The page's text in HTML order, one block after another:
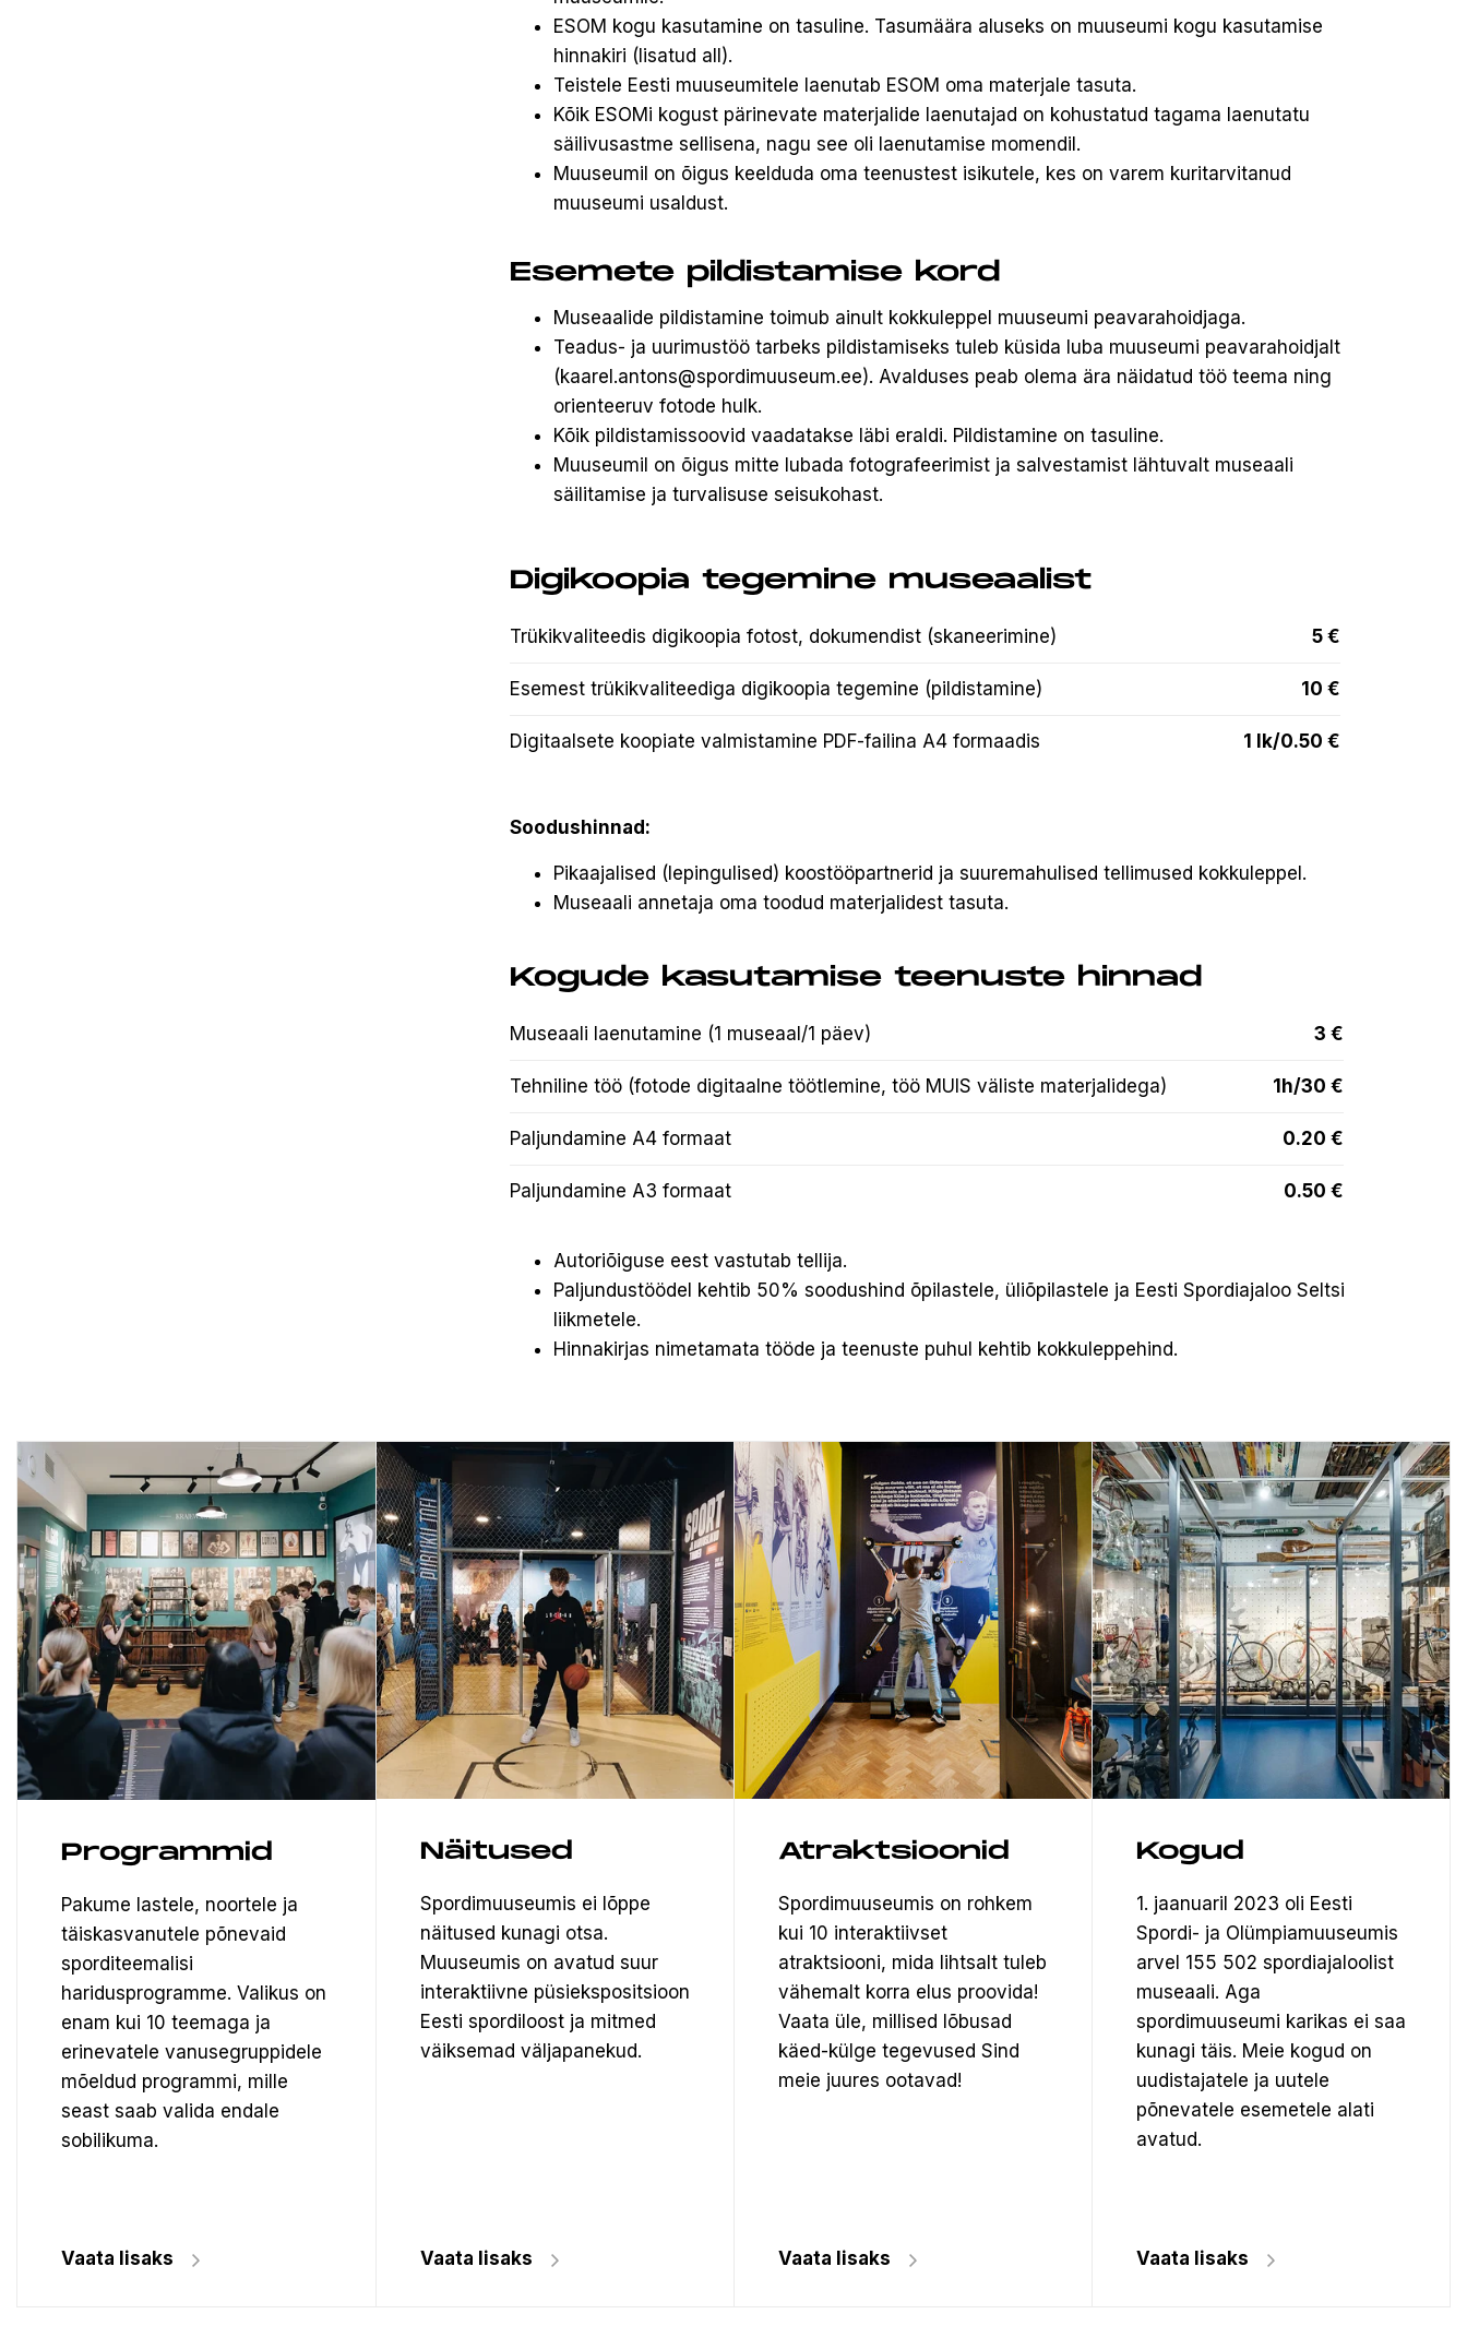
ESOM kogu kasutamine on tasuline. Tasumäära aluseks on muuseumi kogu kasutamise
hinnakiri (lisatud all).
Teistele Eesti muuseumitele laenutab ESOM oma materjale tasuta.
Kõik ESOMi kogust pärinevate materjalide laenutajad on kohustatud tagama laenutatu
säilivusastme sellisena, nagu see oli laenutamise momendil.
Muuseumil on õigus keelduda oma teenustest isikutele, kes on varem kuritarvitanud
muuseumi usaldust.
Esemete pildistamise kord
Museaalide pildistamine toimub ainult kokkuleppel muuseumi peavarahoidjaga.
Teadus- ja uurimustöö tarbeks pildistamiseks tuleb küsida luba muuseumi peavarahoidjalt
(kaarel.antons@spordimuuseum.ee). Avalduses peab olema ära näidatud töö teema ning
orienteeruv fotode hulk.
Kõik pildistamissoovid vaadatakse läbi eraldi. Pildistamine on tasuline.
Muuseumil on õigus mitte lubada fotografeerimist ja salvestamist lähtuvalt museaali
säilitamise ja turvalisuse seisukohast.
Digikoopia tegemine museaalist
Trükikvaliteedis digikoopia fotost, dokumendist (skaneerimine) 5 €
Esemest trükikvaliteediga digikoopia tegemine (pildistamine) 10 €
Digitaalsete koopiate valmistamine PDF-failina A4 formaadis 1 lk/0.50 €
Soodushinnad:
Pikaajalised (lepingulised) koostööpartnerid ja suuremahulised tellimused kokkuleppel.
Museaali annetaja oma toodud materjalidest tasuta.
Kogude kasutamise teenuste hinnad
Museaali laenutamine (1 museaal/1 päev) 3 €
Tehniline töö (fotode digitaalne töötlemine, töö MUIS väliste materjalidega) 1h/30 €
Paljundamine A4 formaat 0.20 €
Paljundamine A3 formaat 0.50 €
Autoriõiguse eest vastutab tellija.
Paljundustöödel kehtib 50% soodushind õpilastele, üliõpilastele ja Eesti Spordiajaloo Seltsi
liikmetele.
Hinnakirjas nimetamata tööde ja teenuste puhul kehtib kokkuleppehind.
Programmid
Pakume lastele, noortele ja
täiskasvanutele põnevaid
sporditeemalisi
haridusprogramme. Valikus on
enam kui 10 teemaga ja
erinevatele vanusegruppidele
mõeldud programmi, mille
seast saab valida endale
sobilikuma.
Vaata lisaks
Näitused
Spordimuuseumis ei lõppe
näitused kunagi otsa.
Muuseumis on avatud suur
interaktiivne püsiekspositsioon
Eesti spordiloost ja mitmed
väiksemad väljapanekud.
Vaata lisaks
Atraktsioonid
Spordimuuseumis on rohkem
kui 10 interaktiivset
atraktsiooni, mida lihtsalt tuleb
vähemalt korra elus proovida!
Vaata üle, millised lõbusad
käed-külge tegevused Sind
meie juures ootavad!
Vaata lisaks
Kogud
1. jaanuaril 2023 oli Eesti
Spordi- ja Olümpiamuuseumis
arvel 155 502 spordiajaloolist
museaali. Aga
spordimuuseumi karikas ei saa
kunagi täis. Meie kogud on
uudistajatele ja uutele
põnevatele esemetele alati
avatud.
Vaata lisaks